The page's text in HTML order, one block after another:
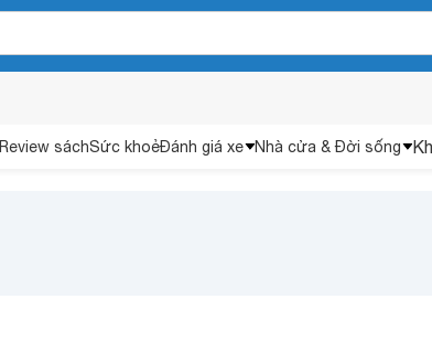
Review sáchSức khoẻĐánh giá xe Nhà cửa & Đời sống